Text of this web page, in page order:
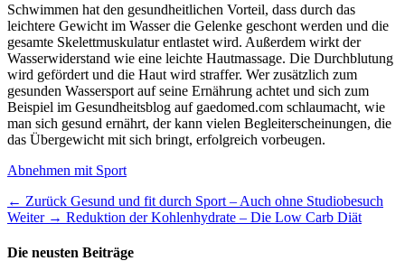
Schwimmen hat den gesundheitlichen Vorteil, dass durch das
leichtere Gewicht im Wasser die Gelenke geschont werden und die
gesamte Skelettmuskulatur entlastet wird. Außerdem wirkt der
Wasserwiderstand wie eine leichte Hautmassage. Die Durchblutung
wird gefördert und die Haut wird straffer. Wer zusätzlich zum
gesunden Wassersport auf seine Ernährung achtet und sich zum
Beispiel im Gesundheitsblog auf gaedomed.com schlaumacht, wie
man sich gesund ernährt, der kann vielen Begleiterscheinungen, die
das Übergewicht mit sich bringt, erfolgreich vorbeugen.
Kategorien
Abnehmen mit Sport
Beitragsnavigation
← Zurück Vorheriger
Beitrag:
Gesund und fit durch Sport – Auch ohne Studiobesuch
Weiter → Nächster
Reduktion der Kohlenhydrate – Die Low Carb Diät
Die neusten Beiträge